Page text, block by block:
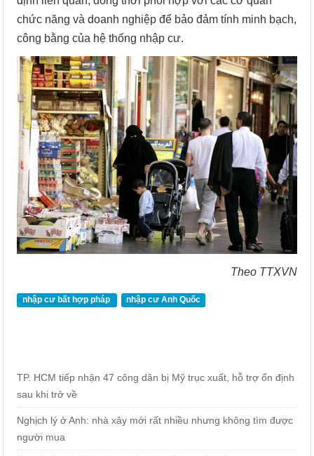
chức năng và doanh nghiệp để bảo đảm tính minh bạch,
công bằng của hệ thống nhập cư.
Theo TTXVN
nhập cư bất hợp pháp nhập cư Anh Quốc
TP. HCM tiếp nhận 47 công dân bị Mỹ trục xuất, hỗ trợ ổn định
sau khi trở về
Nghịch lý ở Anh: nhà xây mới rất nhiều nhưng không tìm được
người mua